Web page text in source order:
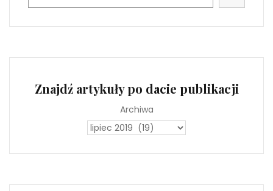
Znajdź artykuły po dacie publikacji
Archiwa